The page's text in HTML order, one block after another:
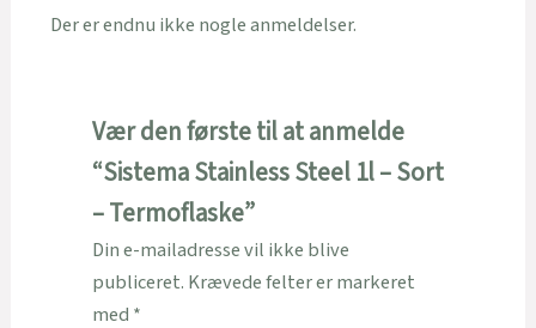
Der er endnu ikke nogle anmeldelser.
Vær den første til at anmelde
“Sistema Stainless Steel 1l – Sort
– Termoflaske”
Din e-mailadresse vil ikke blive
publiceret. Krævede felter er markeret
med *